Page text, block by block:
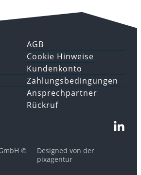
AGB
Cookie Hinweise
Kundenkonto
Zahlungsbedingungen
Ansprechpartner
Rückruf
©
Designed von der
pixagentur